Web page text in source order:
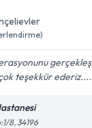
teşekkür ederiz....
8, 34196